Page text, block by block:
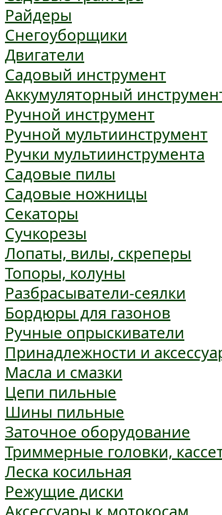
Райдеры
Снегоуборщики
Двигатели
Садовый инструмент
Аккумуляторный
Ручной инструмент
Ручной мультиинструмент
Ручки мультиинструмента
Садовые пилы
Садовые ножницы
Секаторы
Сучкорезы
Лопаты, вилы, скреперы
Топоры, колуны
Разбрасыватели-сеялки
Бордюры для газонов
Ручные опрыскиватели
Принадлежности и
Масла и смазки
Цепи пильные
Шины пильные
Заточное оборудование
Триммерные головки,
Леска косильная
Режущие диски